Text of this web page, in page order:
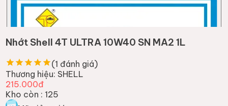
hợp, vận hành bền bỉ dưới nhiệt độ cao.
Cam kết:Chính hãng TipaShop & Date mới.
Xem đánh giá chi tiết & FAQ bên dưới 👇
Trọng lượng :
1KG
Phí vận chuyển theo khu vực và chương trình hiện
hành (dự kiến 2-3 ngày)